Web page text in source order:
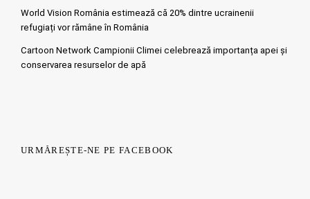
World Vision România estimează că 20% dintre ucrainenii
refugiați vor rămâne în România
Cartoon Network Campionii Climei celebrează importanța apei și
conservarea resurselor de apă
URMĂREȘTE-NE PE FACEBOOK